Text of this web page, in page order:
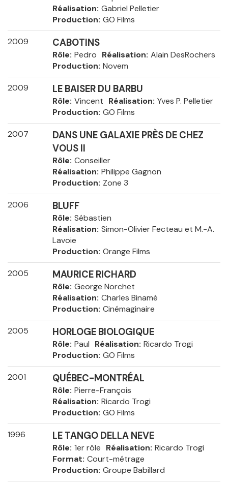
Réalisation Gabriel Pelletier
Production GO Films
2009 CABOTINS
Rôle Pedro Réalisation Alain DesRochers
Production Novem
2009 LE BAISER DU BARBU
Rôle Vincent Réalisation Yves P. Pelletier
Production GO Films
2007
DANS UNE GALAXIE PRÈS DE CHEZ
VOUS II
Rôle Conseiller
Réalisation Philippe Gagnon
Production Zone 3
2006 BLUFF
Rôle Sébastien
Réalisation Simon-Olivier Fecteau et M.-A.
Lavoie
Production Orange Films
2005 MAURICE RICHARD
Rôle George Norchet
Réalisation Charles Binamé
Production Cinémaginaire
2005 HORLOGE BIOLOGIQUE
Rôle Paul Réalisation Ricardo Trogi
Production GO Films
2001 QUÉBEC-MONTRÉAL
Rôle Pierre-François
Réalisation Ricardo Trogi
Production GO Films
1996 LE TANGO DELLA NEVE
Rôle 1er rôle Réalisation Ricardo Trogi
Format Court-métrage
Production Groupe Babillard